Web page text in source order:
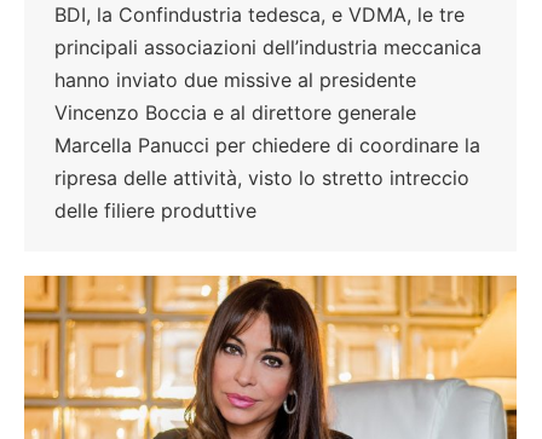
BDI, la Confindustria tedesca, e VDMA, le tre
principali associazioni dell’industria meccanica
hanno inviato due missive al presidente
Vincenzo Boccia e al direttore generale
Marcella Panucci per chiedere di coordinare la
ripresa delle attività, visto lo stretto intreccio
delle filiere produttive